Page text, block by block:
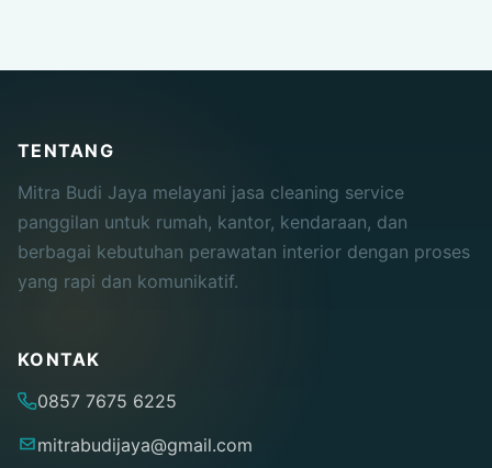
TENTANG
Mitra Budi Jaya melayani jasa cleaning service
panggilan untuk rumah, kantor, kendaraan, dan
berbagai kebutuhan perawatan interior dengan proses
yang rapi dan komunikatif.
KONTAK
0857 7675 6225
mitrabudijaya@gmail.com